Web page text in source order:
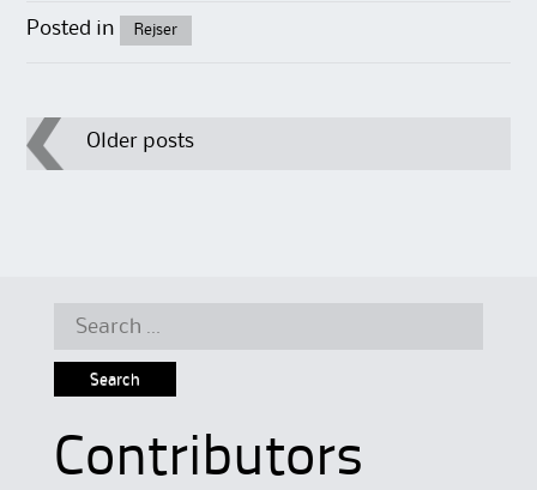
Posted in Rejser
PostOlder posts
Search
Contributors